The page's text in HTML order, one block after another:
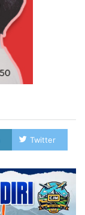
Twitter